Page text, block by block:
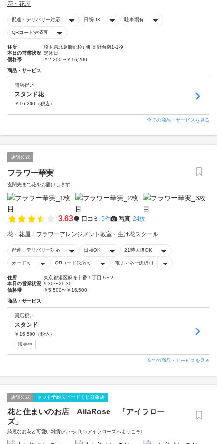
花・花屋
配達・デリバリー対応 日祝OK 駐車場有
QRコード決済可
住所
埼玉県北葛飾郡杉戸町高野台南1-1-9
本日の営業状況 定休日
価格帯
￥2,200〜￥16,200
商品・サービス
開店祝い
スタンド花
￥ 16,200 （税込）
全ての商品・サービスを見る
店舗公式
フラワー華実
玄関先まで花をお届けします.
3.63 口コミ 5件 写真 24枚
花・花屋 フラワーアレンジメント教室・生け花スクール
配達・デリバリー対応 日祝OK 21時以降OK
カード可 QRコード決済可 電子マネー決済可
住所
東京都港区麻布十番１丁目５−２
本日の営業状況 9:30〜21:30
価格帯
￥5,500〜￥16,500
商品・サービス
開店祝い
スタンド
￥ 16,500 （税込）
販売中
全ての商品・サービスを見る
店舗公式 ネット予約スピードくじ対象店
花と住まいのお店 AilaRose 「アイラロー
ズ」
綺麗なお花と可愛い雑貨がいっぱい♪アイラローズへようこそ♪